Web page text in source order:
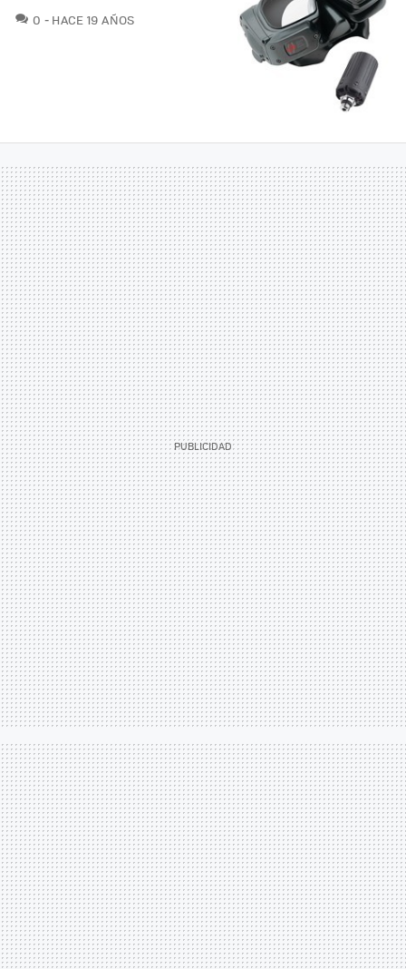
0 COMENTARIOS
HACE 19 AÑOS